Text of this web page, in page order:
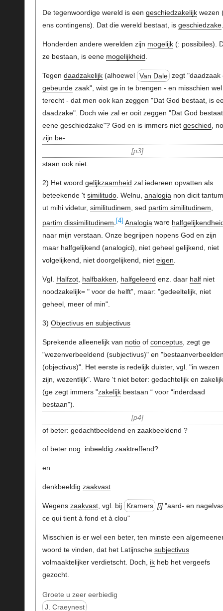
De tegenwoordige wereld is een geschiedzakelijkwezen
ens contingens). Dat die wereld bestaat, is geschiedzake.
Honderden andere werelden zijn mogelijk(: possibiles).
ze bestaan, is eene mogelijkheid.
Tegen daadzakelijk(alhoewel Van Dale zegt "daadzaak
gebeurdezaak", wist ge in te brengen - en misschien wel
terecht - dat men ook kan zeggen "Dat God bestaat, is
daadzake". Doch wie zal er ooit zeggen "Dat God
eene geschiedzake"? God en is immers niet geschied,
zijn be-
p3
staan ook niet.
2) Het woord gelijkzaamheid zal iedereen opvatten als
beteekende 't similitudo. Welnu, analogianon dicit
ut mihi videtur, similitudinem, sed partim similitudinem,
partim dissimilitudinem. [4] Analogia ware
naar mijn verstaan. Onze begrijpen nopens God en zijn
maar halfgelijkend (analogici), niet geheel gelijkend, niet
volgelijkend, niet doorgelijkend, niet eigen
Vgl. Halfzot, halfbakken halfgeleerd enz. daar halfniet
noodzakelijk= " voor de helft”, maar: "gedeeltelijk, niet
geheel, meer of min".
3) Objectivus en subjectivus
Sprekende alleenelijk van notioof conceptus, zegt ge
"wezenverbeeldend (subjectivus)" en
(objectivus)". Het eerste is redelijk duister, vgl. "in wezen
zijn, wezentlijk". Ware 't niet beter: gedachtelijk en
(ge zegt immers "zakelijkbestaan “ voor “inderdaad
bestaan").
p4
of beter: gedachtbeeldend en zaakbeeldend ?
of beter nog: inbeeldig zaaktreffend?
en
denkbeeldig zaakvast
Wegens zaakvast, vgl. bij Kramers i "aard- en
ce qui tient à fond et à clou"
Misschien is er wel een beter, ten minste een
woord te vinden, dat het Latijnsche subjectivus
volmaaktelijker verdietscht. Doch, ikheb het vergeefs
gezocht.
Groete u zeer eerbiedig
J. Craeynest